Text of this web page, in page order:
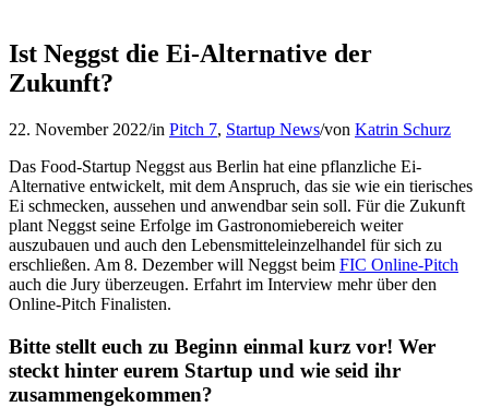
Ist Neggst die Ei-Alternative der
Zukunft?
22. November 2022/in Pitch 7, Startup News/von Katrin Schurz
Das Food-Startup Neggst aus Berlin hat eine pflanzliche Ei-
Alternative entwickelt, mit dem Anspruch, das sie wie ein tierisches
Ei schmecken, aussehen und anwendbar sein soll. Für die Zukunft
plant Neggst seine Erfolge im Gastronomiebereich weiter
auszubauen und auch den Lebensmitteleinzelhandel für sich zu
erschließen. Am 8. Dezember will Neggst beim FIC Online-Pitch
auch die Jury überzeugen. Erfahrt im Interview mehr über den
Online-Pitch Finalisten.
Bitte stellt euch zu Beginn einmal kurz vor! Wer
steckt hinter eurem Startup und wie seid ihr
zusammengekommen?